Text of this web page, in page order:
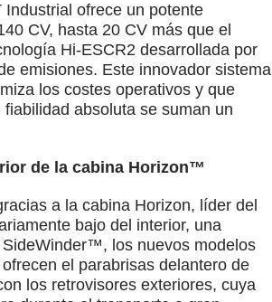
ofrece un potente
CV, hasta 20 CV más que el
Hi-ESCR2 desarrollada por
emisiones. Este innovador sistema
los costes operativos y que
absoluta se suman un
de la cabina Horizon™
a la cabina Horizon, líder del
bajo del interior, una
los nuevos modelos
el parabrisas delantero de
los retrovisores exteriores, cuya